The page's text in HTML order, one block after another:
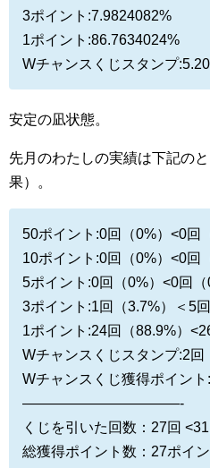
3ポイント:7.9824082%
1ポイント:86.7634024%
Wチャンスくじスタンプ
安定の凪状態。
先月のわたしの実績は下記の
果）。
50ポイント:0回（0%）<0回
10ポイント:0回（0%）<0回
5ポイント:0回（0%）<0回
3ポイント:1回（3.7%）＜5
1ポイント:24回（88.9%）
Wチャンスくじスタンプ:2回
Wチャンスくじ獲得ポイン
———————————-
くじを引いた回数：27回
総獲得ポイント数：27ポイ